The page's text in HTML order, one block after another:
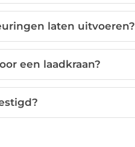
laten uitvoeren?
een laadkraan?